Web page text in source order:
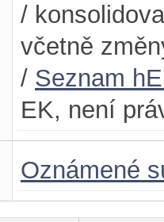
/
včetně
/ Seznam
EK, není
Oznámené